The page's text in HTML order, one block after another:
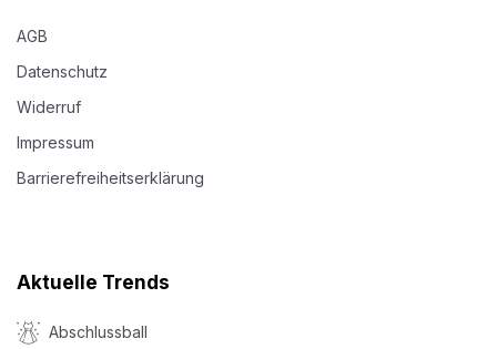
AGB
Datenschutz
Widerruf
Impressum
Barrierefreiheitserklärung
Aktuelle Trends
Abschlussball